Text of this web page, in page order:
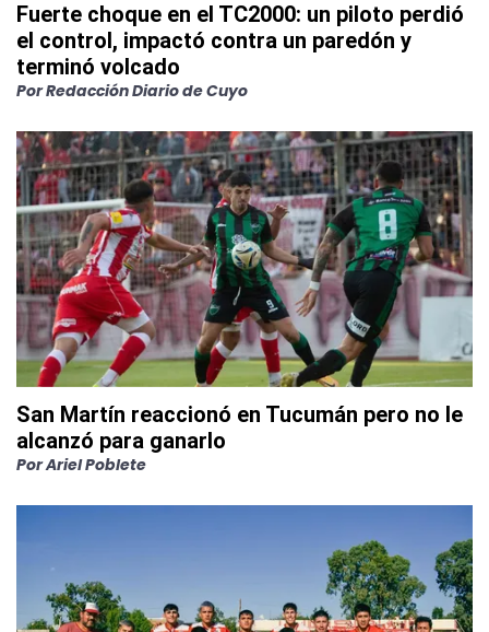
Fuerte choque en el TC2000: un piloto perdió
el control, impactó contra un paredón y
terminó volcado
PorRedacción Diario de Cuyo
San Martín reaccionó en Tucumán pero no le
alcanzó para ganarlo
PorAriel Poblete